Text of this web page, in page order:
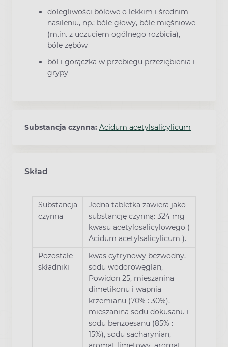
dolegliwości bólowe o lekkim i średnim
nasileniu, np.: bóle głowy, bóle mięśniowe
(m.in. z uczuciem ogólnego rozbicia),
bóle zębów
ból i gorączka w przebiegu przeziębienia i
grypy
Substancja czynna: Acidum acetylsalicylicum
Skład
Substancja
czynna
Jedna tabletka zawiera jako
substancję czynną: 324 mg
kwasu acetylosalicylowego (
Acidum acetylsalicylicum ).
Pozostałe
składniki
kwas cytrynowy bezwodny,
sodu wodorowęglan,
Powidon 25, mieszanina
dimetikonu i wapnia
krzemianu (70% : 30%),
mieszanina sodu dokusanu i
sodu benzoesanu (85% :
15%), sodu sacharynian,